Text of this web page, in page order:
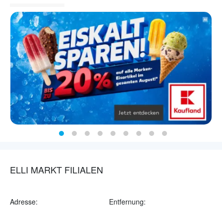
ELLI MARKT FILIALEN
Adresse: Entfernung: